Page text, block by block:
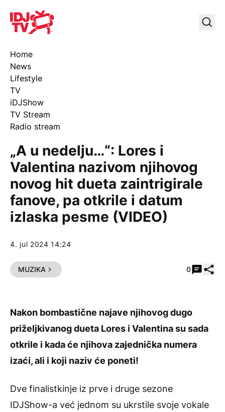
IDJ TV
Home
News
Lifestyle
TV
iDJShow
TV Stream
Radio stream
„A u nedelju…“: Lores i
Valentina nazivom njihovog
novog hit dueta zaintrigirale
fanove, pa otkrile i datum
izlaska pesme (VIDEO)
4. jul 2024 14:24
MUZIKA 0
Nakon bombastične najave njihovog dugo
priželjkivanog dueta Lores i Valentina su sada
otkrile i kada će njihova zajednička numera
izaći, ali i koji naziv će poneti!
Dve finalistkinje iz prve i druge sezone
IDJShow-a već jednom su ukrstile svoje vokale